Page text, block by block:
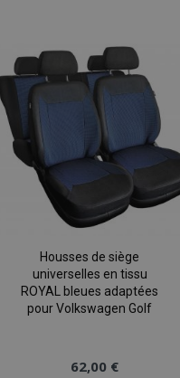
Housses de siège
universelles en tissu
ROYAL bleues adaptées
pour Volkswagen Golf
62,00 €